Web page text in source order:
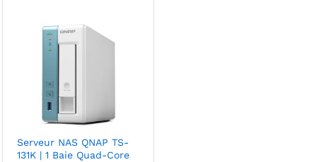
Serveur NAS QNAP TS-
131K | 1 Baie Quad-Core